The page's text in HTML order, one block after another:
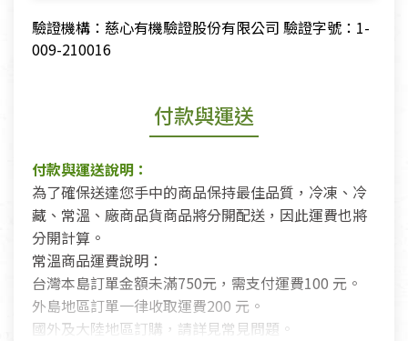
驗證機構：慈心有機驗證股份有限公司 驗證字號：1-
009-210016
付款與運送
付款與運送說明：
為了確保送達您手中的商品保持最佳品質，冷凍、冷
藏、常溫、廠商品貨商品將分開配送，因此運費也將
分開計算。
常溫商品運費說明：
台灣本島訂單金額未滿750元，需支付運費100 元。
外島地區訂單一律收取運費200 元。
國外及大陸地區訂購，請詳見常見問題。